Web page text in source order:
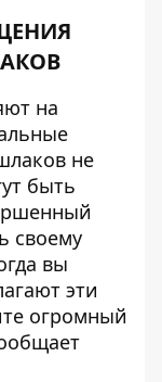
на
не
быть
своему
вы
эти
огромный